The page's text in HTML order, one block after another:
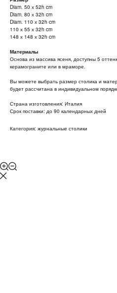
Diam. 50 х 52h cm
Diam. 80 х 32h cm
Diam. 110 х 32h cm
110 х 55 х 32h cm
148 х 148 х 32h cm
Материалы
Основа из массива ясеня, доступны 5
керамограните или в мраморе.
Вы можете выбрать размер столика и
будет рассчитана в индивидуальном
Страна изготовления: Италия
Срок поставки: до 90 календарных дней
Категория: журнальные столики